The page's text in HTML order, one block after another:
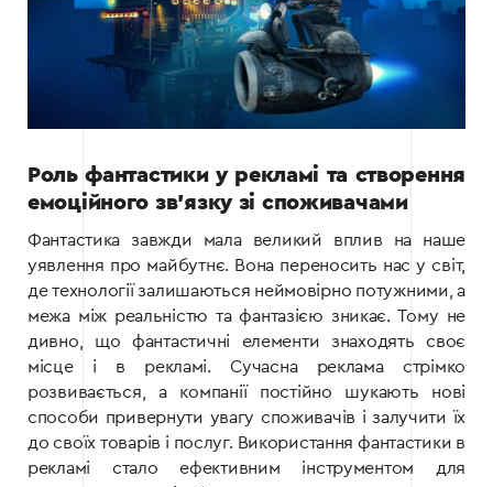
Роль фантастики у рекламі та створення
емоційного зв’язку зі споживачами
Фантастика завжди мала великий вплив на наше
уявлення про майбутнє. Вона переносить нас у світ,
де технології залишаються неймовірно потужними, а
межа між реальністю та фантазією зникає. Тому не
дивно, що фантастичні елементи знаходять своє
місце і в рекламі. Сучасна реклама стрімко
розвивається, а компанії постійно шукають нові
способи привернути увагу споживачів і залучити їх
до своїх товарів і послуг. Використання фантастики в
рекламі стало ефективним інструментом для